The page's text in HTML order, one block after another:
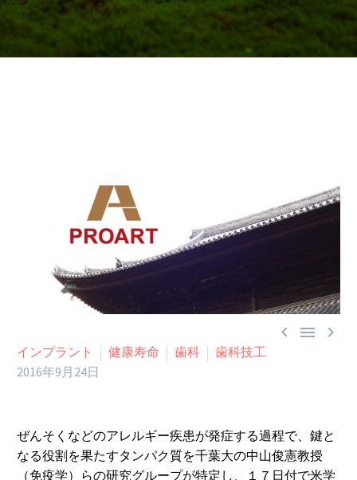
  
インプラント 健康寿命 歯科
歯科技工
2016年9月24日
ぜんそくなどのアレルギー疾患が発症する過程で、鍵と
なる役割を果たすタンパク質を千葉大の中山俊憲教授
（免疫学）らの研究グループが特定し、１７日付で米学